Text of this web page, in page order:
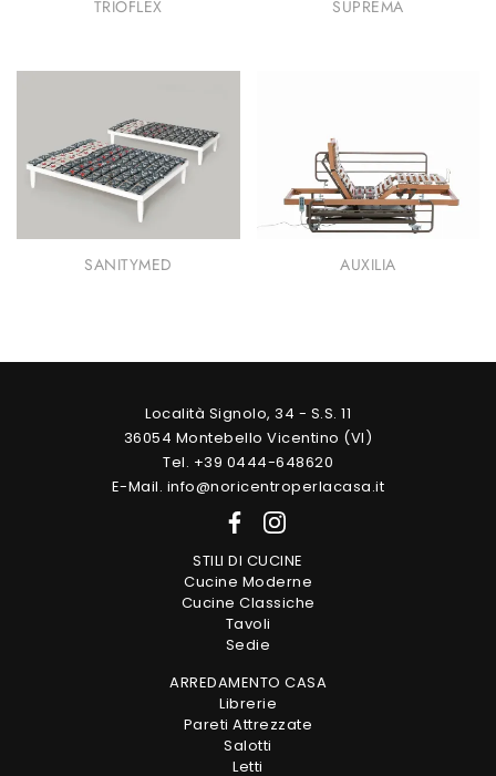
TRIOFLEX SUPREMA
SANITYMED AUXILIA
Località Signolo, 34 - S.S. 11
36054 Montebello Vicentino (VI)
Tel. +39 0444-648620
E-Mail. info@noricentroperlacasa.it
STILI DI CUCINE
Cucine Moderne
Cucine Classiche
Tavoli
Sedie
ARREDAMENTO CASA
Librerie
Pareti Attrezzate
Salotti
Letti